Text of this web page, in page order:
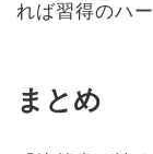
れば習得のハ
まとめ